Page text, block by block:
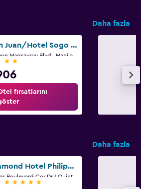
Daha fazla
San Juan/Hotel Sogo Sta Mesa
Magsaysay Blvd., Manila
2 yıldız
fırsatlarını
Daha fazla
Diamond Hotel Philippines
5 yıldız